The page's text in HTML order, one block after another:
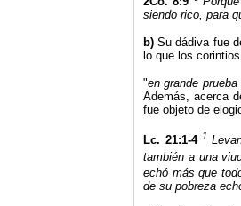
siendo rico, para
b) Su dádiva fue
lo que los
"en grande
Además, acerca
fue objeto de
Lc. 21:1-41
también a una
echó más que
de su pobreza